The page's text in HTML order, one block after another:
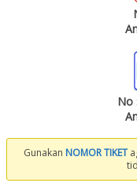
No
Gunakan NOMOR TIKET